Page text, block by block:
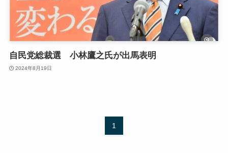
自民党総裁選 小林鷹之氏が出馬表明
2024年8月19日
1